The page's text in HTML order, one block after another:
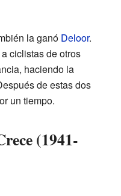
la ganó Deloor.
ciclistas de otros
haciendo la
de estas dos
un tiempo.
(1941-